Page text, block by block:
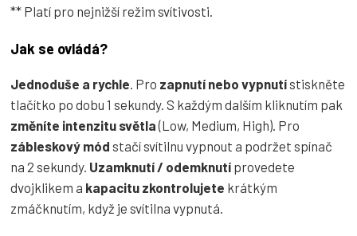
** Platí pro nejnižší režim svítivosti.
Jak se ovládá?
Jednoduše a rychle. Pro zapnutí nebo vypnutístiskněte
tlačítko po dobu 1 sekundy. S každým dalším kliknutím pak
změníte intenzitu světla(Low, Medium, High). Pro
zábleskový mód stačí svítilnu vypnout a podržet spínač
na 2 sekundy. Uzamknutí / odemknutí provedete
dvojklikem a kapacitu zkontrolujete krátkým
zmáčknutím, když je svítilna vypnutá.